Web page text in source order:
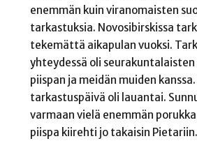
enemmän kuin viranomaisten
tarkastuksia. Novosibirskissa
tekemättä aikapulan vuoksi.
yhteydessä oli
piispan ja meidän muiden
tarkastuspäivä oli lauantai.
varmaan vielä enemmän
piispa kiirehti jo takaisin Pietariin.